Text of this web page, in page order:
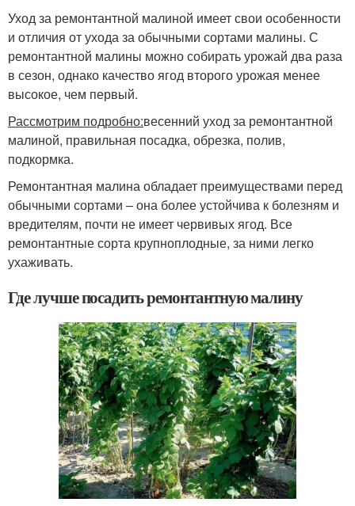
Уход за ремонтантной малиной имеет свои особенности
и отличия от ухода за обычными сортами малины. С
ремонтантной малины можно собирать урожай два раза
в сезон, однако качество ягод второго урожая менее
высокое, чем первый.
Рассмотрим подробно:весенний уход за ремонтантной
малиной, правильная посадка, обрезка, полив,
подкормка.
Ремонтантная малина обладает преимуществами перед
обычными сортами – она более устойчива к болезням и
вредителям, почти не имеет червивых ягод. Все
ремонтантные сорта крупноплодные, за ними легко
ухаживать.
Где лучше посадить ремонтантную малину